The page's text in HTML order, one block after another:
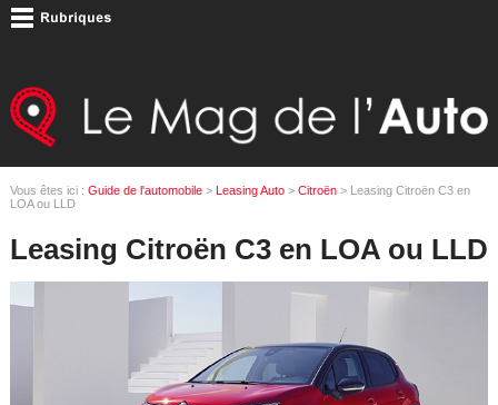
Vous êtes ici : Guide de l'automobile> Leasing Auto> Citroën> Leasing Citroën C3 en
LOA ou LLD
Leasing Citroën C3 en LOA ou LLD